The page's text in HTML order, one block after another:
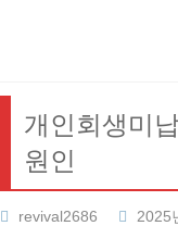
개인회생미
원인
revival2686 2025